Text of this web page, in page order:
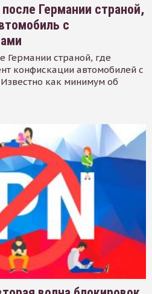
Германии страной,
с
Германии страной, где
конфискации автомобилей с
как минимум об